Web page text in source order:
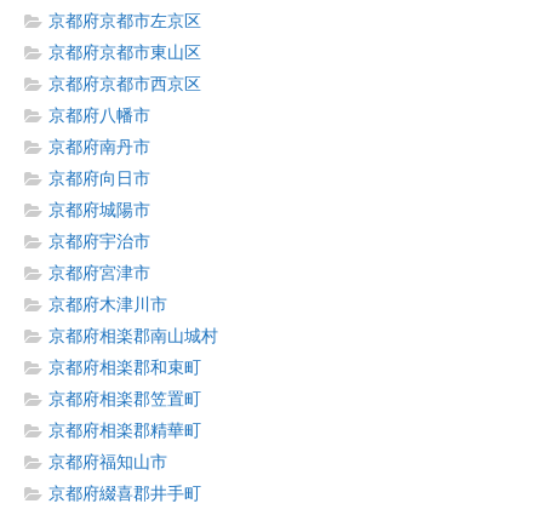
京都府京都市左京区
京都府京都市東山区
京都府京都市西京区
京都府八幡市
京都府南丹市
京都府向日市
京都府城陽市
京都府宇治市
京都府宮津市
京都府木津川市
京都府相楽郡南山城村
京都府相楽郡和束町
京都府相楽郡笠置町
京都府相楽郡精華町
京都府福知山市
京都府綴喜郡井手町